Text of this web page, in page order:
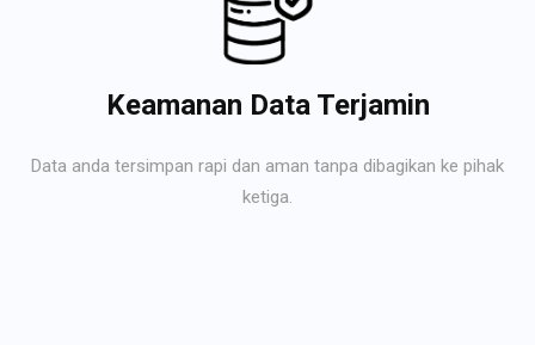
Keamanan Data Terjamin
Data anda tersimpan rapi dan aman tanpa dibagikan ke pihak
ketiga.